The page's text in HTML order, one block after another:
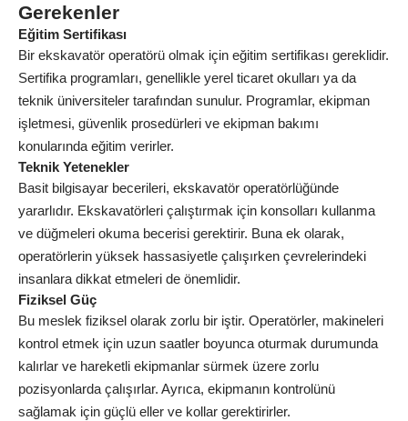
Gerekenler
Eğitim Sertifikası
Bir ekskavatör operatörü olmak için eğitim sertifikası gereklidir.
Sertifika programları, genellikle yerel ticaret okulları ya da
teknik üniversiteler tarafından sunulur. Programlar, ekipman
işletmesi, güvenlik prosedürleri ve ekipman bakımı
konularında eğitim verirler.
Teknik Yetenekler
Basit bilgisayar becerileri, ekskavatör operatörlüğünde
yararlıdır. Ekskavatörleri çalıştırmak için konsolları kullanma
ve düğmeleri okuma becerisi gerektirir. Buna ek olarak,
operatörlerin yüksek hassasiyetle çalışırken çevrelerindeki
insanlara dikkat etmeleri de önemlidir.
Fiziksel Güç
Bu meslek fiziksel olarak zorlu bir iştir. Operatörler, makineleri
kontrol etmek için uzun saatler boyunca oturmak durumunda
kalırlar ve hareketli ekipmanlar sürmek üzere zorlu
pozisyonlarda çalışırlar. Ayrıca, ekipmanın kontrolünü
sağlamak için güçlü eller ve kollar gerektirirler.